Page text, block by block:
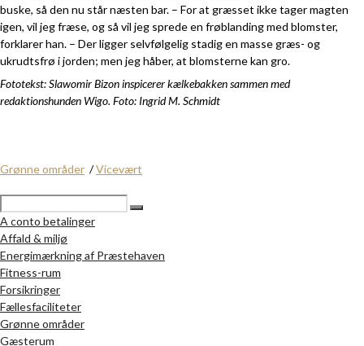
buske, så den nu står næsten bar. – For at græsset ikke tager magten
igen, vil jeg fræse, og så vil jeg sprede en frøblanding med blomster,
forklarer han. – Der ligger selvfølgelig stadig en masse græs- og
ukrudtsfrø i jorden; men jeg håber, at blomsterne kan gro.
Fototekst: Slawomir Bizon inspicerer kælkebakken sammen med
redaktionshunden Wigo. Foto: Ingrid M. Schmidt
Grønne områder /Vicevært
A conto betalinger
Affald & miljø
Energimærkning af Præstehaven
Fitness-rum
Forsikringer
Fællesfaciliteter
Grønne områder
Gæsterum